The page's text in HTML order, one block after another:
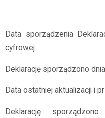
Data sporządzenia
cyfrowej
Deklarację sporządzono
Data ostatniej aktualizacji i
Deklarację